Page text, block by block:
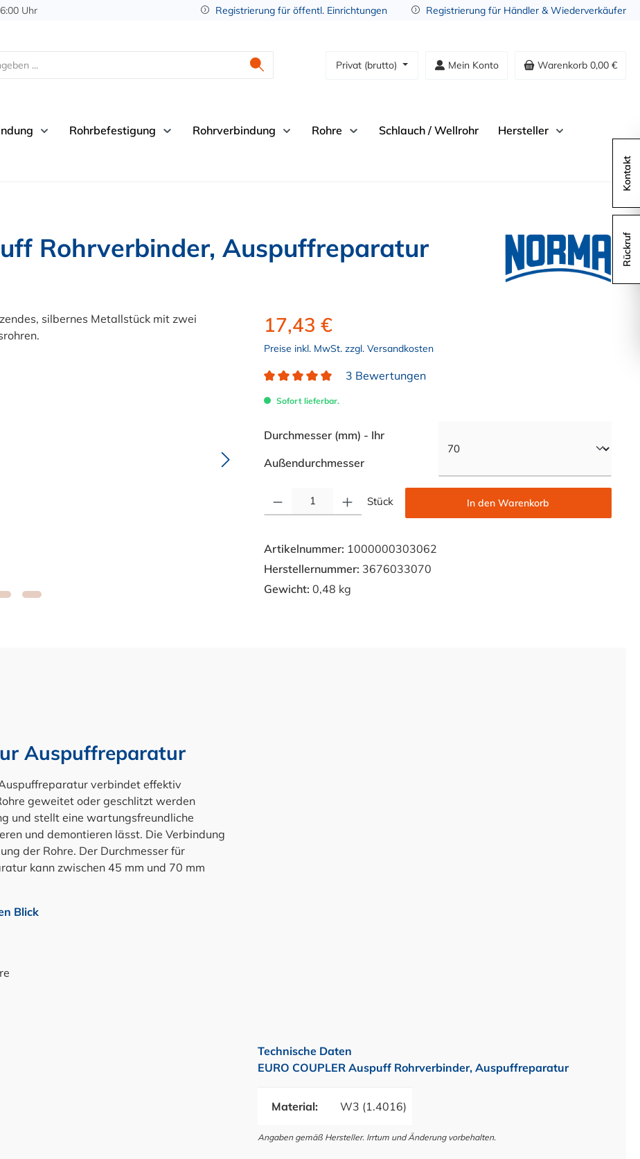
Uhr Registrierung für öffentl. Einrichtungen Registrierung für Händler & Wiederverkäufer
Privat (brutto) Mein Konto Warenkorb 0,00 €
Rohrbefestigung Rohrverbindung Rohre Schlauch / Wellrohr Hersteller
Rohrverbinder, Auspuffreparatur
17,43 €
Preise inkl. MwSt. zzgl. Versandkosten
3 Bewertungen
Sofort lieferbar.
Durchmesser (mm) - Ihr
Außendurchmesserauswählen
Stück In den Warenkorb
Artikelnummer: 1000000303062
Herstellernummer: 3676033070
Gewicht: 0,48 kg
Auspuffreparatur
verbindet effektiv
geweitet oder geschlitzt werden
und stellt eine wartungsfreundliche
und demontieren lässt. Die Verbindung
der Rohre. Der Durchmesser für
kann zwischen 45 mm und 70 mm
Blick
Technische Daten
EURO COUPLER Auspuff Rohrverbinder, Auspuffreparatur
Material: W3 (1.4016)
Angaben gemäß Hersteller. Irrtum und Änderung vorbehalten.
Kontakt
Rückruf